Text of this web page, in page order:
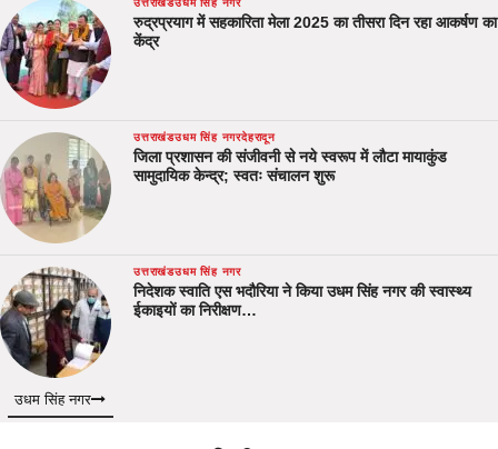
उत्तराखंडउधम सिंह नगर
रुद्रप्रयाग में सहकारिता मेला 2025 का तीसरा दिन रहा आकर्षण का
केंद्र
उत्तराखंडउधम सिंह नगरदेहरादून
जिला प्रशासन की संजीवनी से नये स्वरूप में लौटा मायाकुंड
सामुदायिक केन्द्र; स्वतः संचालन शुरू
उत्तराखंडउधम सिंह नगर
निदेशक स्वाति एस भदौरिया ने किया उधम सिंह नगर की स्वास्थ्य
ईकाइयों का निरीक्षण…
उधम सिंह नगर